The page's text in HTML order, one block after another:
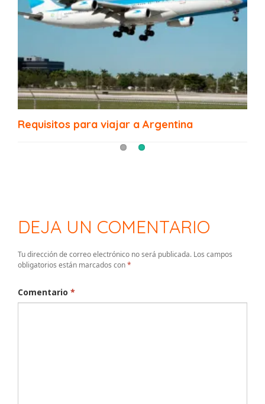
Dónde comprar la tarjeta SUBE
Requisitos para viajar a Argentina
DEJA UN COMENTARIO
Tu dirección de correo electrónico no será publicada. Los campos
obligatorios están marcados con*
Comentario *